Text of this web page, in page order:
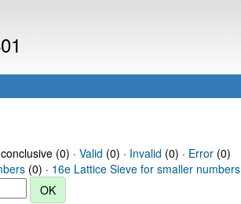
(0) · Valid (0) · Invalid (0) · Error(0)
(0) · 16e Lattice Sieve for smaller numbers